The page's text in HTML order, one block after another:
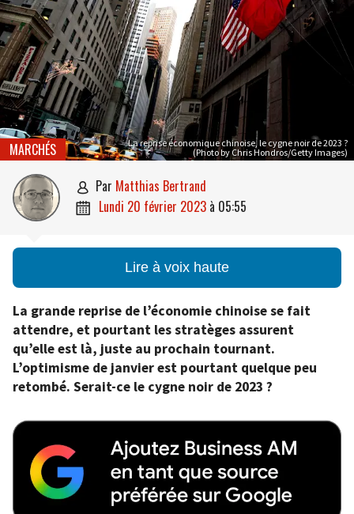
La reprise économique chinoise, le cygne noir de 2023 ?
(Photo by Chris Hondros/Getty Images)
MARCHÉS
 par Matthias Bertrand
 lundi 20 février 2023 à 05:55
Lire à voix haute
La grande reprise de l’économie chinoise se fait
attendre, et pourtant les stratèges assurent
qu’elle est là, juste au prochain tournant.
L’optimisme de janvier est pourtant quelque peu
retombé. Serait-ce le cygne noir de 2023 ?